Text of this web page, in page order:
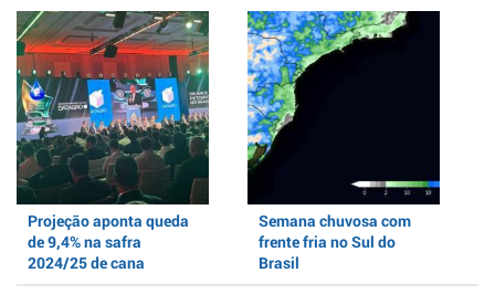
Projeção aponta queda
de 9,4% na safra
2024/25 de cana
Semana chuvosa com
frente fria no Sul do
Brasil